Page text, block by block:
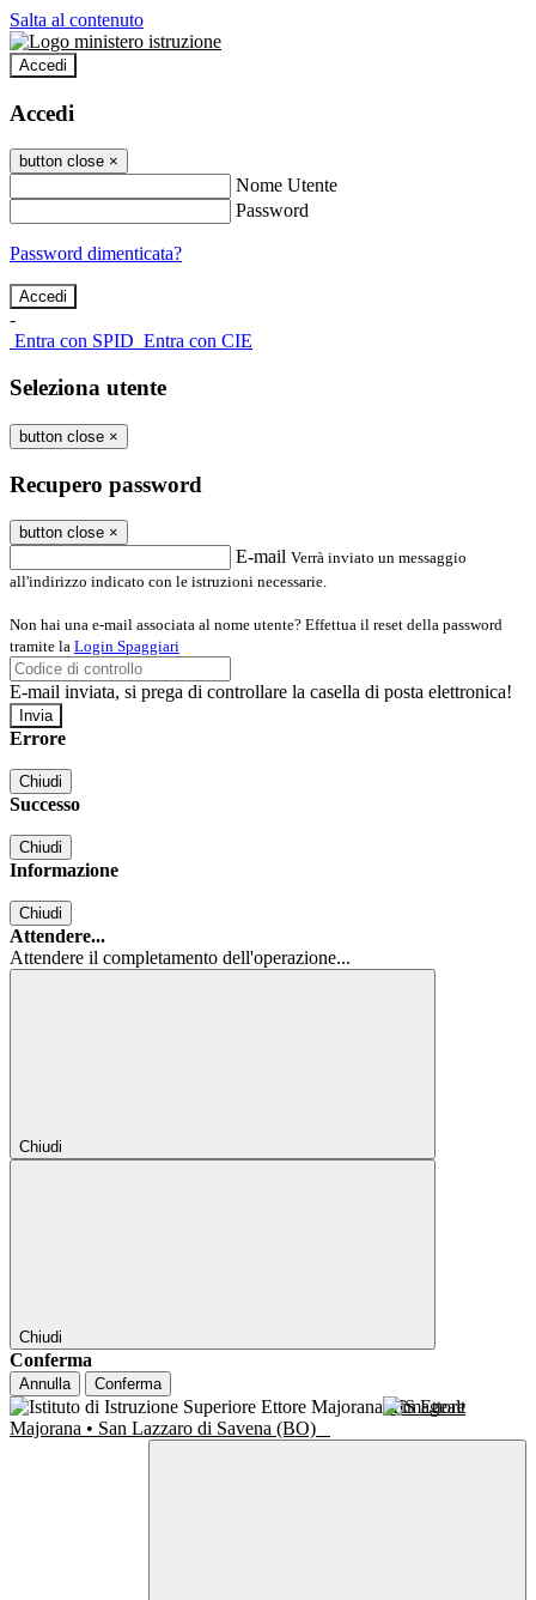
Salta al contenuto
Accedi
Accedi
button close ×
Nome Utente
Password
Password dimenticata?
-
Entra con SPID Entra con CIE
Seleziona utente
button close ×
Recupero password
button close ×
E-mail Verrà inviato un messaggio
all'indirizzo indicato con le istruzioni necessarie.
Non hai una e-mail associata al nome utente? Effettua il reset della password
tramite la Login Spaggiari
E-mail inviata, si prega di controllare la casella di posta elettronica!
Errore
Chiudi
Successo
Chiudi
Informazione
Chiudi
Attendere...
Attendere il completamento dell'operazione...
Chiudi
Chiudi
Conferma
Annulla Conferma
IIS Ettore
Majorana • San Lazzaro di Savena (BO)